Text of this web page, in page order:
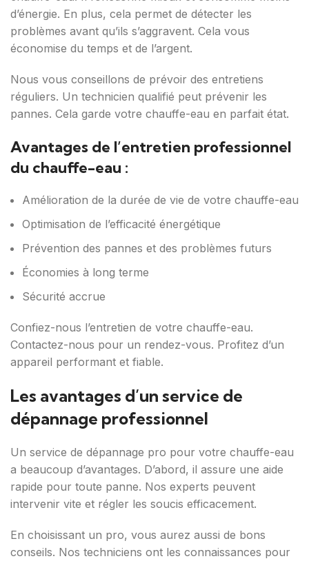
d’énergie. En plus, cela permet de détecter les
problèmes avant qu’ils s’aggravent. Cela vous
économise du temps et de l’argent.
Nous vous conseillons de prévoir des entretiens
réguliers. Un technicien qualifié peut prévenir les
pannes. Cela garde votre chauffe-eau en parfait état.
Avantages de l’entretien professionnel
du chauffe-eau :
Amélioration de la durée de vie de votre chauffe-eau
Optimisation de l’efficacité énergétique
Prévention des pannes et des problèmes futurs
Économies à long terme
Sécurité accrue
Confiez-nous l’entretien de votre chauffe-eau.
Contactez-nous pour un rendez-vous. Profitez d’un
appareil performant et fiable.
Les avantages d’un service de
dépannage professionnel
Un service de dépannage pro pour votre chauffe-eau
a beaucoup d’avantages. D’abord, il assure une aide
rapide pour toute panne. Nos experts peuvent
intervenir vite et régler les soucis efficacement.
En choisissant un pro, vous aurez aussi de bons
conseils. Nos techniciens ont les connaissances pour